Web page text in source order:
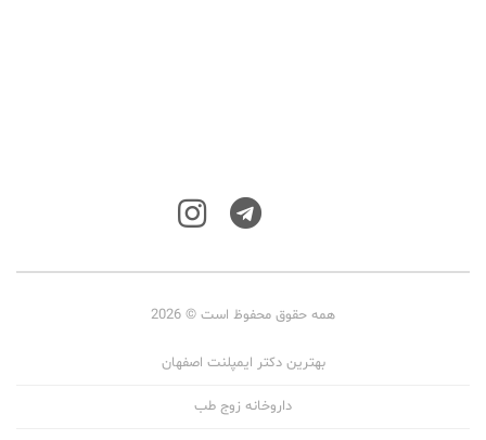
همه حقوق محفوظ است © 2026
بهترین دکتر ایمپلنت اصفهان
داروخانه زوج طب